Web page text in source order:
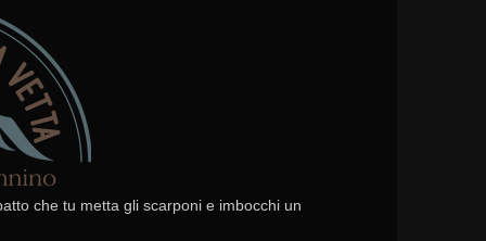
che tu metta gli scarponi e imbocchi un